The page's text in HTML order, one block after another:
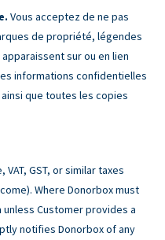
Vous acceptez de ne pas
de propriété, légendes
sur ou en lien
informations confidentielles
que toutes les copies
GST, or similar taxes
Where Donorbox must
Customer provides a
notifies Donorbox of any